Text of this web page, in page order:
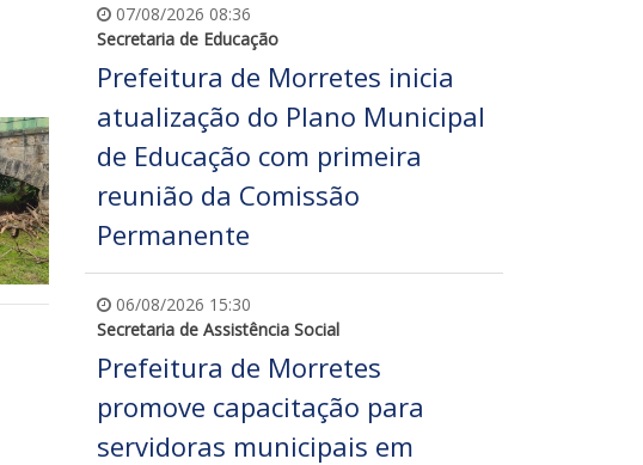
07/08/2026 08:36
Secretaria de Educação
Prefeitura de Morretes inicia
atualização do Plano Municipal
de Educação com primeira
reunião da Comissão
Permanente
06/08/2026 15:30
Secretaria de Assistência Social
Prefeitura de Morretes
promove capacitação para
servidoras municipais em